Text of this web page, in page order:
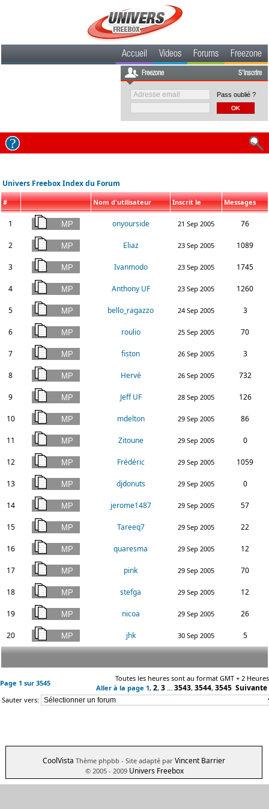
Accueil Videos Forums Freezone
Freezone S'inscrire
Pass oublié ?
Univers Freebox Index du Forum
# Nom d'utilisateur Inscrit le Messages
1 onyourside 21 Sep 2005 76
2 Eliaz 23 Sep 2005 1089
3 Ivanmodo 23 Sep 2005 1745
4 Anthony UF 23 Sep 2005 1260
5 bello_ragazzo 24 Sep 2005 3
6 roulio 25 Sep 2005 70
7 fiston 26 Sep 2005 3
8 Hervé 26 Sep 2005 732
9 Jeff UF 28 Sep 2005 126
10 mdelton 29 Sep 2005 86
11 Zitoune 29 Sep 2005 0
12 Frédéric 29 Sep 2005 1059
13 djdonuts 29 Sep 2005 0
14 jerome1487 29 Sep 2005 57
15 Tareeq7 29 Sep 2005 22
16 quaresma 29 Sep 2005 12
17 pink 29 Sep 2005 70
18 stefga 29 Sep 2005 12
19 nicoa 29 Sep 2005 26
20 jhk 30 Sep 2005 5
Page 1 sur 3545
Toutes les heures sont au format GMT + 2 Heures
Aller à la page 1, 2, 3 ... 3543, 3544, 3545 Suivante
Sauter vers:
CoolVista Thème phpbb - Site adapté par Vincent Barrier
© 2005 - 2009 Univers Freebox